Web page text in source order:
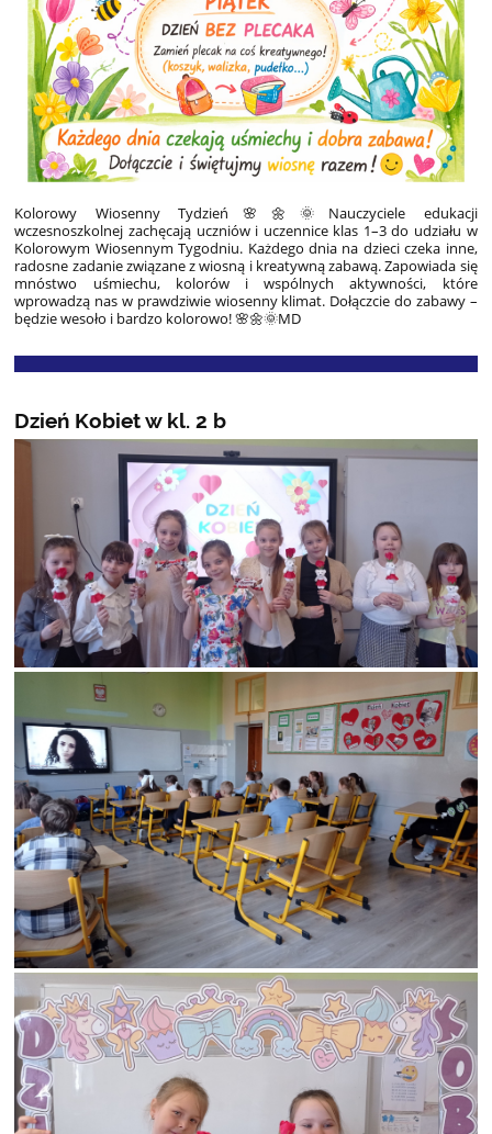
Kolorowy Wiosenny Tydzień 🌸🌼🌞Nauczyciele edukacji
wczesnoszkolnej zachęcają uczniów i uczennice klas 1–3 do udziału w
Kolorowym Wiosennym Tygodniu. Każdego dnia na dzieci czeka inne,
radosne zadanie związane z wiosną i kreatywną zabawą. Zapowiada się
mnóstwo uśmiechu, kolorów i wspólnych aktywności, które
wprowadzą nas w prawdziwie wiosenny klimat. Dołączcie do zabawy –
będzie wesoło i bardzo kolorowo! 🌸🌼🌞MD
Dzień Kobiet w kl. 2 b